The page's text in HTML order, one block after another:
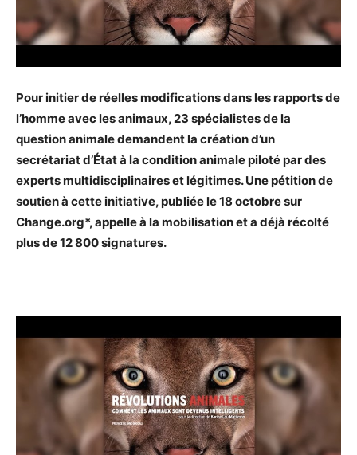
Pour initier de réelles modifications dans les rapports de
l’homme avec les animaux, 23 spécialistes de la
question animale demandent la création d’un
secrétariat d’État à la condition animale piloté par des
experts multidisciplinaires et légitimes.Une pétition de
soutien à cette initiative, publiée le 18 octobre sur
Change.org*, appelle à la mobilisation et a déjà récolté
plus de 12 800 signatures.